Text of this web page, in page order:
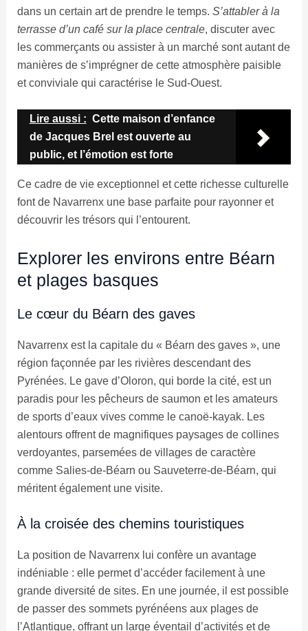
dans un certain art de prendre le temps. S’attabler à la
terrasse d’un café sur la place centrale, discuter avec
les commerçants ou assister à un marché sont autant de
manières de s’imprégner de cette atmosphère paisible
et conviviale qui caractérise le Sud-Ouest.
Lire aussi : Cette maison d’enfance
de Jacques Brel est ouverte au
public, et l’émotion est forte
Ce cadre de vie exceptionnel et cette richesse culturelle
font de Navarrenx une base parfaite pour rayonner et
découvrir les trésors qui l’entourent.
Explorer les environs entre Béarn
et plages basques
Le cœur du Béarn des gaves
Navarrenx est la capitale du « Béarn des gaves », une
région façonnée par les rivières descendant des
Pyrénées. Le gave d’Oloron, qui borde la cité, est un
paradis pour les pêcheurs de saumon et les amateurs
de sports d’eaux vives comme le canoë-kayak. Les
alentours offrent de magnifiques paysages de collines
verdoyantes, parsemées de villages de caractère
comme Salies-de-Béarn ou Sauveterre-de-Béarn, qui
méritent également une visite.
À la croisée des chemins touristiques
La position de Navarrenx lui confère un avantage
indéniable : elle permet d’accéder facilement à une
grande diversité de sites. En une journée, il est possible
de passer des sommets pyrénéens aux plages de
l’Atlantique, offrant un large éventail d’activités et de